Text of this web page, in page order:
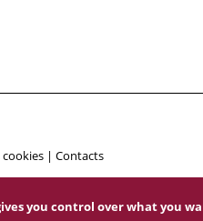
| Contacts
you control over what you